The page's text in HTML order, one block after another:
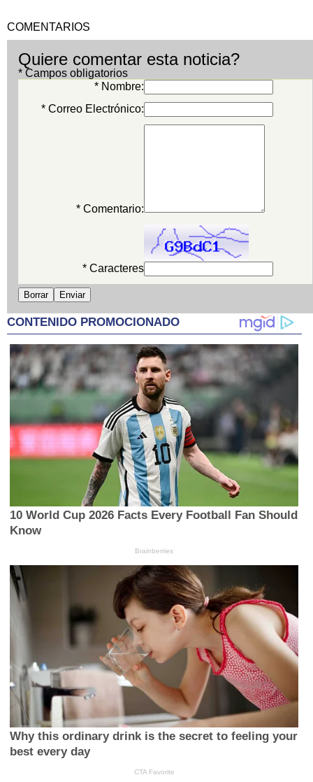
COMENTARIOS
Quiere comentar esta noticia?
* Campos obligatorios
* Nombre:
* Correo Electrónico:
* Comentario:
* Caracteres